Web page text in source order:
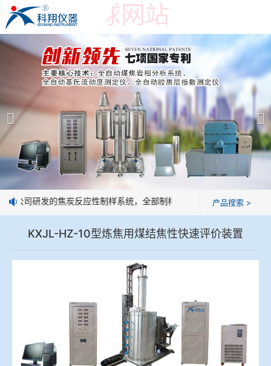
世界杯押球网站
世界杯押球网站
产品展示 ＞
焦炭高温性能检测系统
焦化行业检测及优化配煤设备
球团矿/烧结矿/块矿高温冶金性能检测系统
烧结/球团优化配矿研究设备
高炉配吹煤检测设备
冶金渣、保护渣等高温物性检测设备
冶金石灰活性度测定仪
矿石、焦炭物理检测及制样设备
公司简介
世界杯押球网站
企业业绩
技术交流
视频观赏
标准下载
世界杯押球网站
我公司研发的焦炭反应性制样系统，全部制样过程机械化操作，没有
产品搜索 >
KXJL-HZ-10型炼焦用煤结焦性快速评价装置